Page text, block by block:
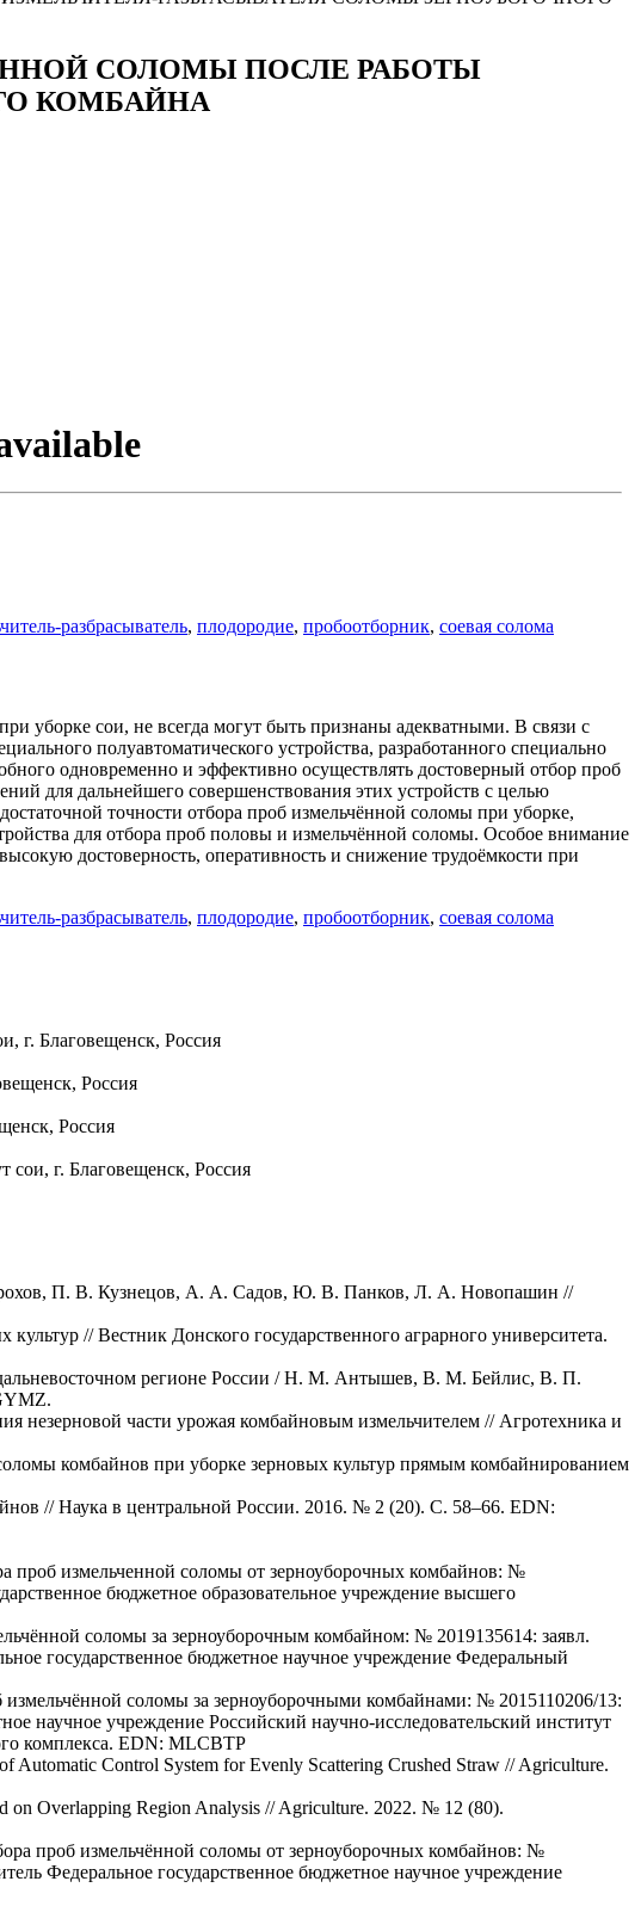
СОЛОМЫ ПОСЛЕ РАБОТЫ
КОМБАЙНА
разбрасыватель, плодородие, пробоотборник, соевая солома
уборке сои, не всегда могут быть признаны адекватными. В связи с
полуавтоматического устройства, разработанного специально
одновременно и эффективно осуществлять достоверный отбор проб
для дальнейшего совершенствования этих устройств с целью
точности отбора проб измельчённой соломы при уборке,
для отбора проб половы и измельчённой соломы. Особое внимание
достоверность, оперативность и снижение трудоёмкости при
разбрасыватель, плодородие, пробоотборник, соевая солома
г. Благовещенск, Россия
Россия
Россия
сои, г. Благовещенск, Россия
П. В. Кузнецов, А. А. Садов, Ю. В. Панков, Л. А. Новопашин //
// Вестник Донского государственного аграрного университета.
дальневосточном регионе России / Н. М. Антышев, В. М. Бейлис, В. П.
незерновой части урожая комбайновым измельчителем // Агротехника и
комбайнов при уборке зерновых культур прямым комбайнированием
// Наука в центральной России. 2016. № 2 (20). С. 58–66. EDN:
проб измельченной соломы от зерноуборочных комбайнов: №
бюджетное образовательное учреждение высшего
соломы за зерноуборочным комбайном: № 2019135614: заявл.
государственное бюджетное научное учреждение Федеральный
соломы за зерноуборочными комбайнами: № 2015110206/13:
научное учреждение Российский научно-исследовательский институт
комплекса. EDN: MLCBTP
Automatic Control System for Evenly Scattering Crushed Straw // Agriculture.
on Overlapping Region Analysis // Agriculture. 2022. № 12 (80).
проб измельчённой соломы от зерноуборочных комбайнов: №
Федеральное государственное бюджетное научное учреждение